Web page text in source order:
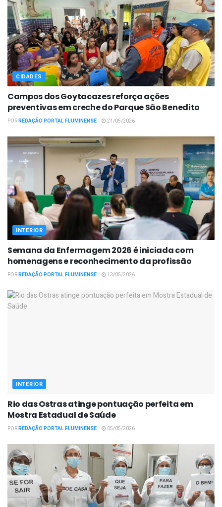
CIDADES
Campos dos Goytacazes reforça ações
preventivas em creche do Parque São Benedito
PORREDAÇÃO PORTAL FLUMINENSE 21/05/2026
INTERIOR
Semana da Enfermagem 2026 é iniciada com
homenagens e reconhecimento da profissão
PORREDAÇÃO PORTAL FLUMINENSE 13/05/2026
INTERIOR
Rio das Ostras atinge pontuação perfeita em
Mostra Estadual de Saúde
PORREDAÇÃO PORTAL FLUMINENSE 05/05/2026